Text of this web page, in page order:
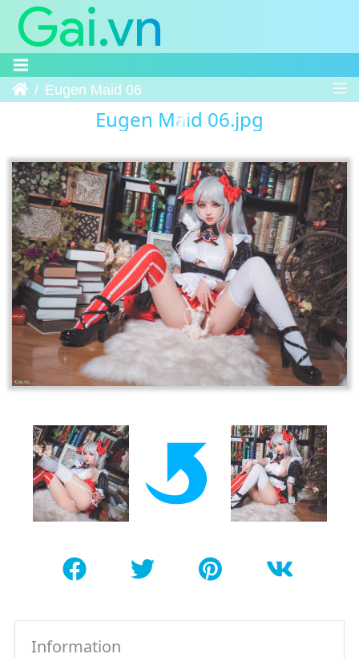
Trang chủEugen Maid 06
Eugen Maid 06.jpg
Information